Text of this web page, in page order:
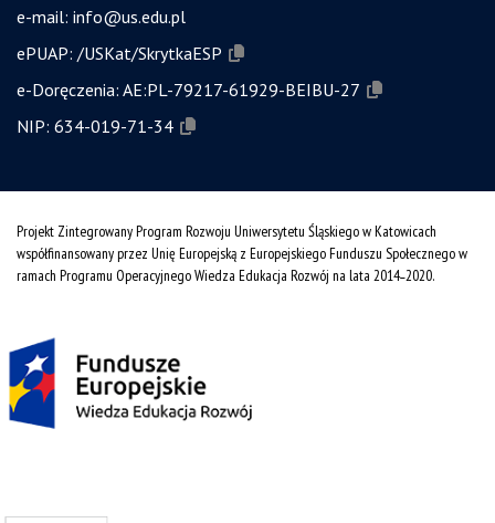
e-mail: info@us.edu.pl
ePUAP: /USKat/SkrytkaESP
e-Doręczenia: AE:PL-79217-61929-BEIBU-27
NIP: 634-019-71-34
Projekt Zintegrowany Program Rozwoju Uniwersytetu Śląskiego w Katowicach
współfinansowany przez Unię Europejską z Europejskiego Funduszu Społecznego w
ramach Programu Operacyjnego Wiedza Edukacja Rozwój na lata 2014˗2020.